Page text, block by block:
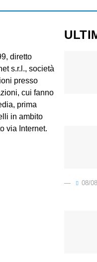
diretto
s.r.l., società
presso
cui fanno
prima
in ambito
via Internet.
08/